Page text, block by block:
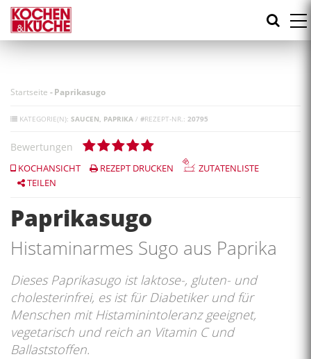
Direkt
zum
Inhalt
Startseite -Paprikasugo
KATEGORIE(N): SAUCEN PAPRIKA / #REZEPT-NR.: 20795
Bewertungen
KOCHANSICHT REZEPT DRUCKEN
ZUTATENLISTE
TEILEN
Paprikasugo
Histaminarmes Sugo aus Paprika
Dieses Paprikasugo ist laktose-, gluten- und
cholesterinfrei, es ist für Diabetiker und für
Menschen mit Histaminintoleranz geeignet,
vegetarisch und reich an Vitamin C und
Ballaststoffen.